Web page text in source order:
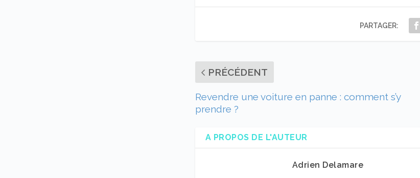
PARTAGER:
PRÉCÉDENT
Revendre une voiture en panne : comment s’y
prendre ?
A PROPOS DE L'AUTEUR
Adrien Delamare